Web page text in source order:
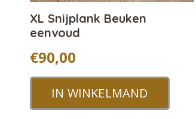
XL Snijplank Beuken
eenvoud
€90,00
IN WINKELMAND